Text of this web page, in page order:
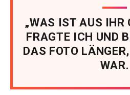
„WAS IST AUS IHR
FRAGTE ICH UND
DAS FOTO
WAR.